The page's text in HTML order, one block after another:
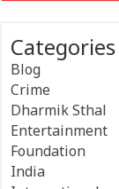
Categories
Blog
Crime
Dharmik Sthal
Entertainment
Foundation
India